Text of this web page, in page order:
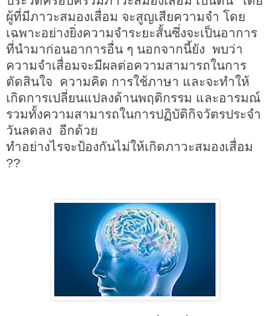
ผู้ที่มีภาวะสมองเสื่อม จะสูญเสียความจำ โดย
เฉพาะอย่างยิ่งความจำระยะสั้นซึ่งจะเป็นอาการ
ที่นำมาก่อนอาการอื่น ๆ นอกจากนี้ยัง พบว่า
ความจำเสื่อมจะมีผลต่อความสามารถในการ
ตัดสินใจ ความคิด การใช้ภาษา และจะทำให้
เกิดการเปลี่ยนแปลงด้านพฤติกรรม และอารมณ์
รวมทั้งความสามารถในการปฏิบัติกิจวัตรประจำ
วันลดลง อีกด้วย
ทำอย่างไรจะป้องกันไม่ให้เกิดภาวะสมองเสื่อม
??